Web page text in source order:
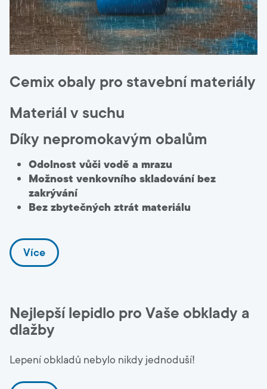
Cemix obaly pro stavební materiály
Materiál v suchu
Díky nepromokavým obalům
Odolnost vůči vodě a mrazu
Možnost venkovního skladování bez
zakrývání
Bez zbytečných ztrát materiálu
Více
Nejlepší lepidlo pro Vaše obklady a
dlažby
Lepení obkladů nebylo nikdy jednoduší!